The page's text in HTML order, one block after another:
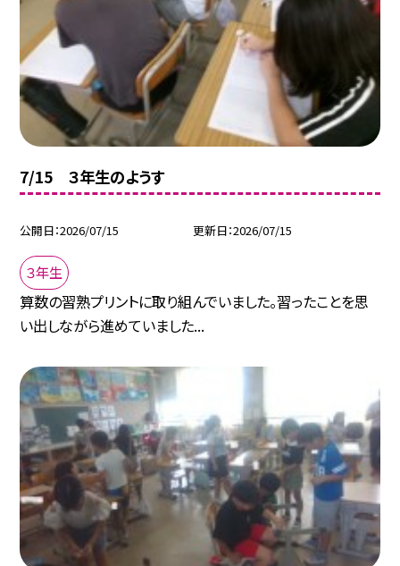
7/15 ３年生のようす
公開日 2026/07/15 更新日 2026/07/15
３年生
算数の習熟プリントに取り組んでいました。習ったことを思
い出しながら進めていました...